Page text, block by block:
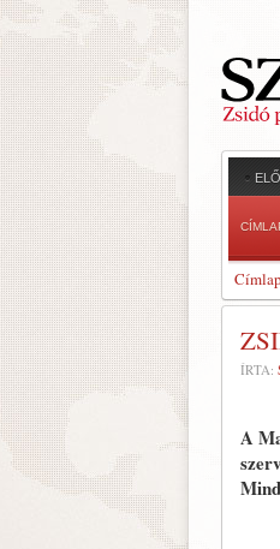
Címlap
ÍRTA:
A